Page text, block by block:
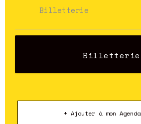
Billetterie
Billetterie
+ Ajouter à mon